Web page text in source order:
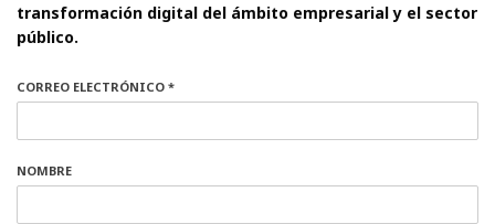
transformación digital del ámbito empresarial y el sector
público.
CORREO ELECTRÓNICO *
NOMBRE